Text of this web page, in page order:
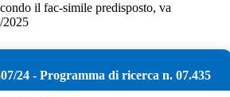
il fac-simile predisposto, va
2025
/24 - Programma di ricerca n. 07.435